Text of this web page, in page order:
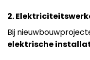
2.
Bij
elektrische